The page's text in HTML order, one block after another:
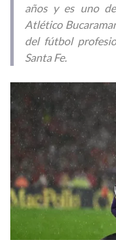
años y es uno
Atlético
del fútbol
Santa Fe.